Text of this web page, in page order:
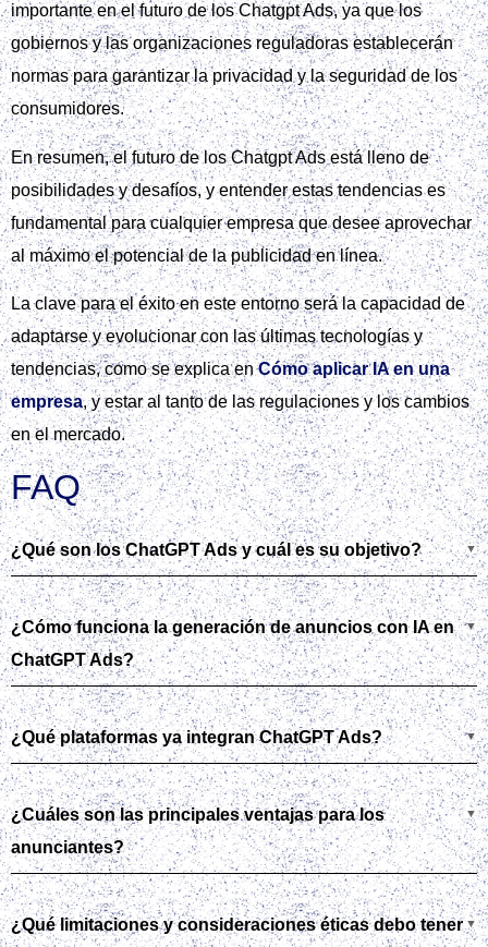
importante en el futuro de los Chatgpt Ads, ya que los
gobiernos y las organizaciones reguladoras establecerán
normas para garantizar la privacidad y la seguridad de los
consumidores.
En resumen, el futuro de los Chatgpt Ads está lleno de
posibilidades y desafíos, y entender estas tendencias es
fundamental para cualquier empresa que desee aprovechar
al máximo el potencial de la publicidad en línea.
La clave para el éxito en este entorno será la capacidad de
adaptarse y evolucionar con las últimas tecnologías y
tendencias, como se explica enCómo aplicar IA en una
empresa, y estar al tanto de las regulaciones y los cambios
en el mercado.
FAQ
¿Qué son los ChatGPT Ads y cuál es su objetivo?
¿Cómo funciona la generación de anuncios con IA en
ChatGPT Ads?
¿Qué plataformas ya integran ChatGPT Ads?
¿Cuáles son las principales ventajas para los
anunciantes?
¿Qué limitaciones y consideraciones éticas debo tener